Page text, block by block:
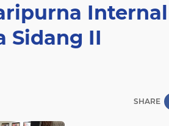
Internal
Sidang II
SHARE